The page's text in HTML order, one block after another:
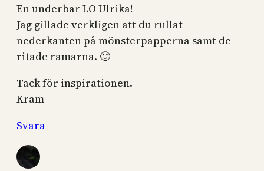
En underbar LO Ulrika!
Jag gillade verkligen att du rullat
nederkanten på mönsterpapperna samt de
ritade ramarna. 🙂
Tack för inspirationen.
Kram
Svara